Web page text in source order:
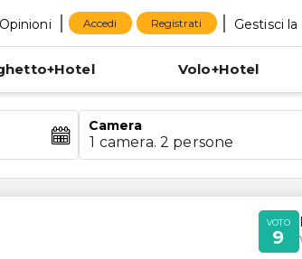
Opinioni Accedi Registrati Gestisci
Volo+Hotel
Camera
1 camera. 2 persone
VOTO
9